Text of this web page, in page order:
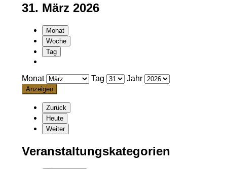
31. März 2026
Monat
Woche
Tag
Monat Tag Jahr
Zurück
Heute
Weiter
Veranstaltungskategorien